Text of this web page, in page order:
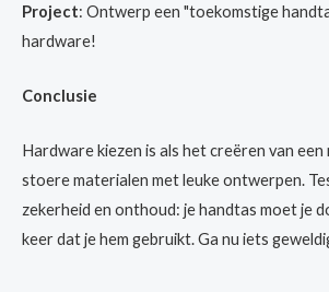
Project: Ontwerp een "toekomstige
hardware!
Conclusie
Hardware kiezen is als het creëren van
stoere materialen met leuke ontwerpen.
zekerheid en onthoud: je handtas moet je
keer dat je hem gebruikt. Ga nu iets